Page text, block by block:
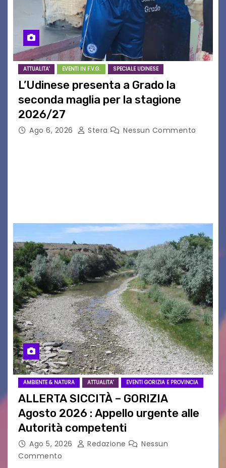
ATTUALITA' EVENTI IN F.V.G. SPECIALE UDINESE
L’Udinese presenta a Grado la
seconda maglia per la stagione
2026/27
Ago 6, 2026 Stera Nessun Commento
AMBIENTE & NATURA ATTUALITA' EVENTI GORIZIA E PROVINCIA
ALLERTA SICCITÀ – GORIZIA
Agosto 2026 : Appello urgente alle
Autorità competenti
Ago 5, 2026 Redazione
Nessun
Commento